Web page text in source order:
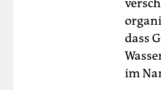
dass
im